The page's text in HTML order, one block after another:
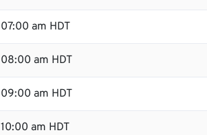
07:00 am HDT
08:00 am HDT
09:00 am HDT
10:00 am HDT